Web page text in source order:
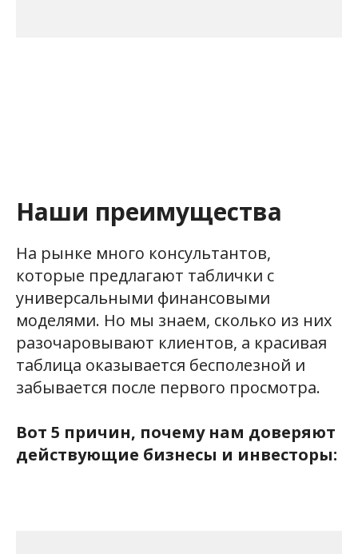
Наши преимущества
На рынке много консультантов,
которые предлагают таблички с
универсальными финансовыми
моделями. Но мы знаем, сколько из них
разочаровывают клиентов, а красивая
таблица оказывается бесполезной и
забывается после первого просмотра.
Вот 5 причин, почему нам доверяют
действующие бизнесы и инвесторы: